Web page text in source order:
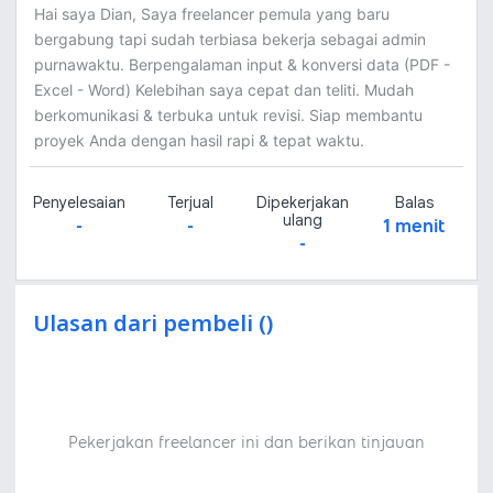
Hai saya Dian, Saya freelancer pemula yang baru
bergabung tapi sudah terbiasa bekerja sebagai admin
purnawaktu. Berpengalaman input & konversi data (PDF -
Excel - Word) Kelebihan saya cepat dan teliti. Mudah
berkomunikasi & terbuka untuk revisi. Siap membantu
proyek Anda dengan hasil rapi & tepat waktu.
Penyelesaian
-
Terjual
-
Dipekerjakan
ulang
-
Balas
1 menit
Ulasan dari pembeli ()
Pekerjakan freelancer ini dan berikan tinjauan